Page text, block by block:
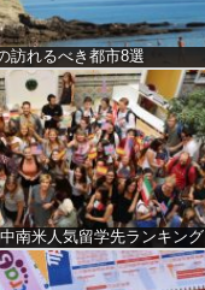
訪れるべき都市8選
南米人気留学先ランキング